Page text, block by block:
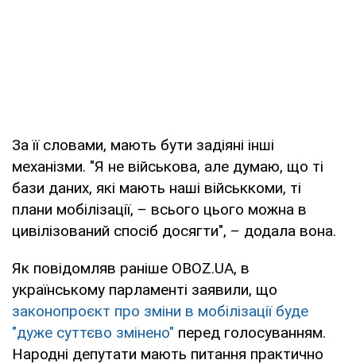
За її словами, мають бути задіяні інші
механізми. "Я не військова, але думаю, що ті
бази даних, які мають наші військкоми, ті
плани мобілізації, – всього цього можна в
цивілізований спосіб досягти", – додала вона.
Як повідомляв раніше OBOZ.UA, в
українському парламенті заявили, що
законопроєкт про зміни в мобілізації буде
"дуже суттєво змінено" перед голосуванням.
Народні депутати мають питання практично